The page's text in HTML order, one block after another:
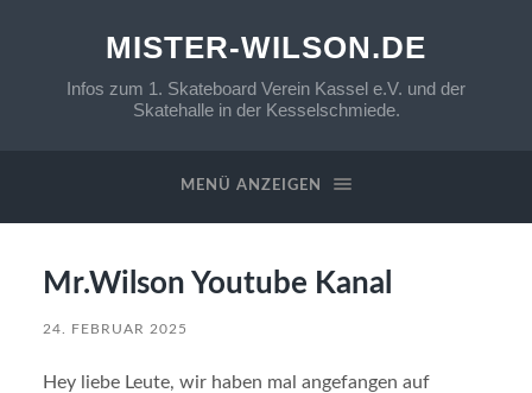
MISTER-WILSON.DE
Infos zum 1. Skateboard Verein Kassel e.V. und der
Skatehalle in der Kesselschmiede.
MENÜ ANZEIGEN
Mr.Wilson Youtube Kanal
24. FEBRUAR 2025
Hey liebe Leute, wir haben mal angefangen auf